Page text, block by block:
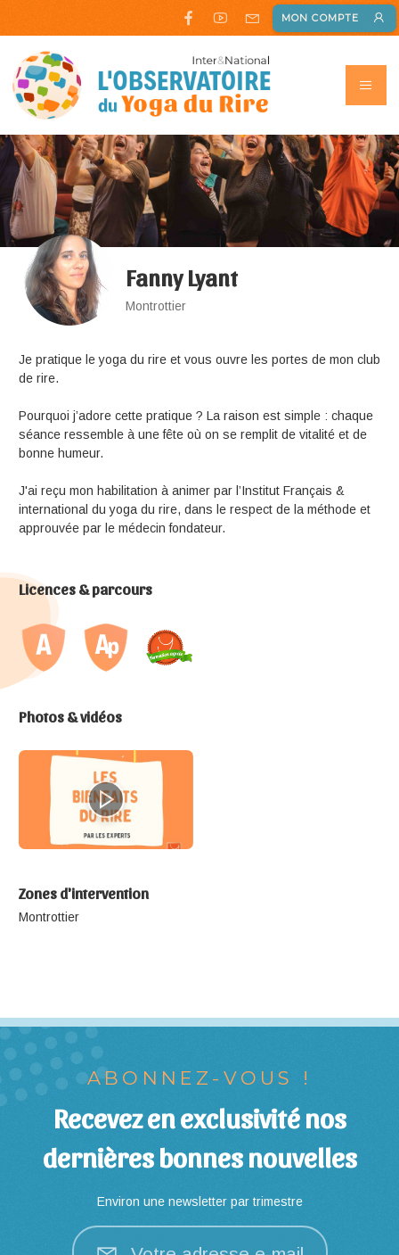
MON COMPTE
Fanny Lyant
Montrottier
Je pratique le yoga du rire et vous ouvre les portes de mon club
de rire.
Pourquoi j’adore cette pratique ? La raison est simple : chaque
séance ressemble à une fête où on se remplit de vitalité et de
bonne humeur.
J'ai reçu mon habilitation à animer par l’Institut Français &
international du yoga du rire, dans le respect de la méthode et
approuvée par le médecin fondateur.
Licences & parcours
Photos & vidéos
Zones d'intervention
Montrottier
ABONNEZ-VOUS !
Recevez en exclusivité nos
dernières bonnes nouvelles
Environ une newsletter par trimestre